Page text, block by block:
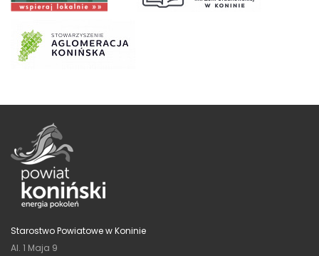
Starostwo Powiatowe w Koninie
Al. 1 Maja 9